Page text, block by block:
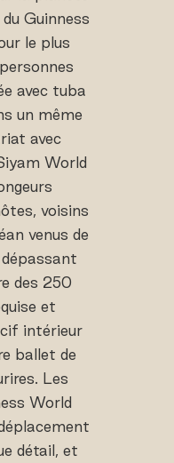
Guinness
le plus
avec tuba
un même
avec
World
voisins
venus de
des 250
et
intérieur
ballet de
Les
World
détail, et